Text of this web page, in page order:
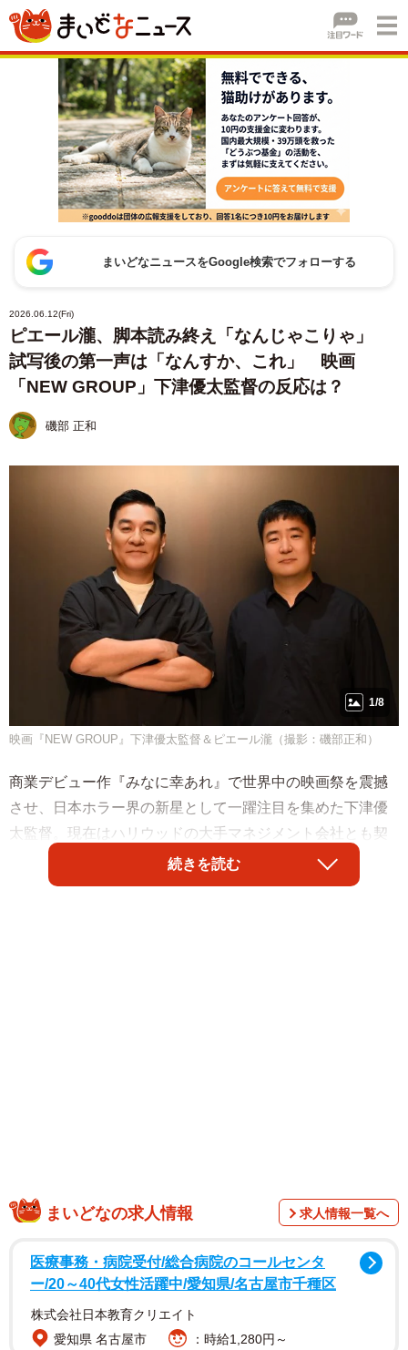
まいどなニュースをGoogle検索でフォローする
2026.06.12(Fri)
ピエール瀧、脚本読み終え「なんじゃこりゃ」
試写後の第一声は「なんすか、これ」 映画
「NEW GROUP」下津優太監督の反応は？
磯部 正和
1/8
映画『NEW GROUP』下津優太監督＆ピエール瀧（撮影：磯部正和）
商業デビュー作『みなに幸あれ』で世界中の映画祭を震撼
させ、日本ホラー界の新星として一躍注目を集めた下津優
太監督。現在はハリウッドの大手マネジメント会社とも契
約を交わし、世界を舞台にさらなる飛躍が期待されてい
る。そんな監督が放つ最新作『NEW GROUP』で圧倒的な
理解を超えた「なんじゃこら」という脚本に惹か
れた理由
――前作『みなに幸あれ』でも独特の世界観を構築されて
続きを読む
まいどなの求人情報 求人情報一覧へ
医療事務・病院受付/総合病院のコールセンタ
ー/20～40代女性活躍中/愛知県/名古屋市千種区
株式会社日本教育クリエイト
愛知県 名古屋市
：時給1,280円～